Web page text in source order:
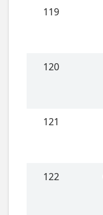
119
120
121
122